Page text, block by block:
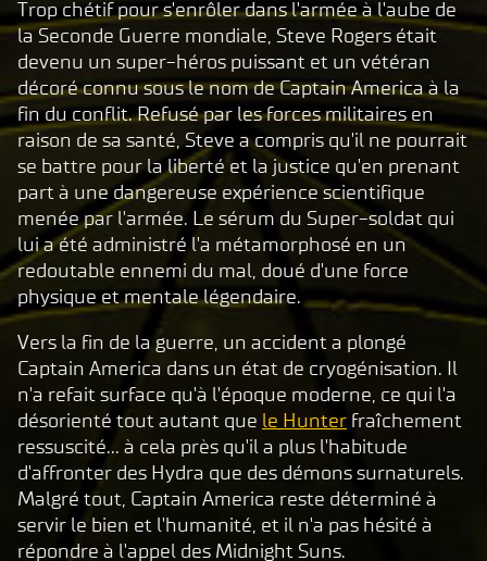
t
&
P
l
a
y
En
cliq
uant
sur
r,
vous
acce
ptez
la
pol
itiq
Trop chétif pour s'enrôler dans l'armée à l'aube de
la Seconde Guerre mondiale, Steve Rogers était
devenu un super-héros puissant et un vétéran
décoré connu sous le nom de Captain America à la
fin du conflit. Refusé par les forces militaires en
raison de sa santé, Steve a compris qu'il ne pourrait
se battre pour la liberté et la justice qu'en prenant
part à une dangereuse expérience scientifique
menée par l'armée. Le sérum du Super-soldat qui
lui a été administré l'a métamorphosé en un
redoutable ennemi du mal, doué d'une force
physique et mentale légendaire.
Vers la fin de la guerre, un accident a plongé
Captain America dans un état de cryogénisation. Il
n'a refait surface qu'à l'époque moderne, ce qui l'a
désorienté tout autant que le Hunter fraîchement
ressuscité... à cela près qu'il a plus l'habitude
d'affronter des Hydra que des démons surnaturels.
Malgré tout, Captain America reste déterminé à
servir le bien et l'humanité, et il n'a pas hésité à
répondre à l'appel des Midnight Suns.